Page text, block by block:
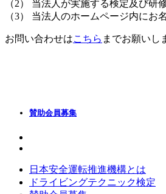
（2） 当法人が実施する検定及び研
（3） 当法人のホームページ内にお
お問い合わせはこちら までお願いし
賛助会員募集
日本安全運転推進機構とは
ドライビングテクニック検定